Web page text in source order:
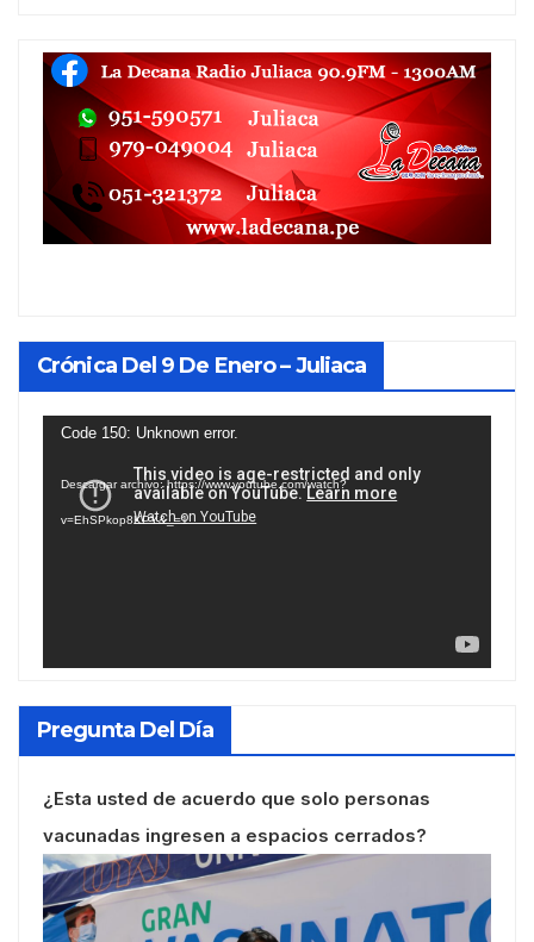
Crónica Del 9 De Enero – Juliaca
Reproductor
vídeo
Code 150: Unknown error.
Descargar archivo: https://www.youtube.com/watch?
v=EhSPkop8KPY&_=1
Pregunta Del Día
¿Esta usted de acuerdo que solo personas
vacunadas ingresen a espacios cerrados?